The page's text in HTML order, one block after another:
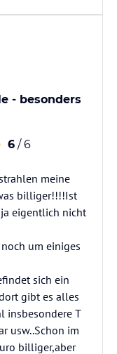
- besonders
6 / 6
meine
billiger!!!!Ist
eigentlich nicht
um einiges
sich ein
gibt es alles
insbesondere T
usw..Schon im
billiger,aber